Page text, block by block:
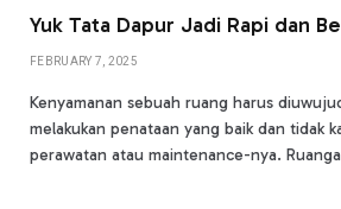
Yuk Tata Dapur Jadi Rapi dan
FEBRUARY 7, 2025
Kenyamanan sebuah ruang harus
melakukan penataan yang baik dan tidak
perawatan atau maintenance-nya.